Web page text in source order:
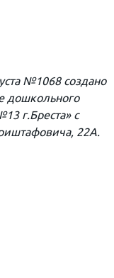
№1068 создано
дошкольного
г.Бреста» с
22А.